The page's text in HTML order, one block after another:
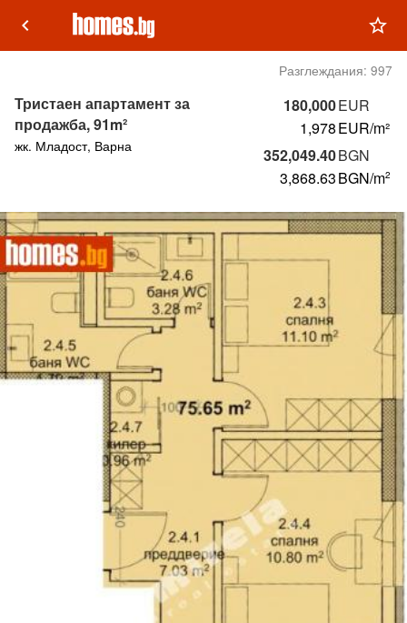
keyboard_arrow_left star_outline
Разглеждания: 997
180,000EUR
1,978EUR/m²
352,049.40BGN
3,868.63BGN/m2
Тристаен апартамент за
продажба, 91m²
жк. Младост, Варна